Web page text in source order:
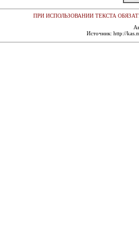
ПРИ ИСПОЛЬЗОВАНИИ ТЕКСТА
Источник: http://